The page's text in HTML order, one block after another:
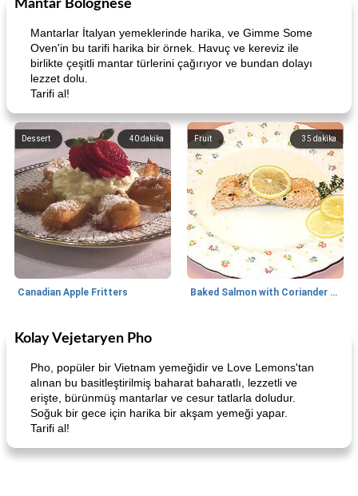
Mantar Bolognese
Mantarlar İtalyan yemeklerinde harika, ve Gimme Some
Oven'in bu tarifi harika bir örnek. Havuç ve kereviz ile
birlikte çeşitli mantar türlerini çağırıyor ve bundan dolayı
lezzet dolu.
Tarifi al!
40dakika
Dessert
Canadian Apple Fritters
35 dakika
Fruit
Baked Salmon with Coriander and Thyme
65dakika
Boneless Chicken Recipes
Kolay Vejetaryen Pho
Pho, popüler bir Vietnam yemeğidir ve Love Lemons'tan
alınan bu basitleştirilmiş baharat baharatlı, lezzetli ve
erişte, bürünmüş mantarlar ve cesur tatlarla doludur.
Soğuk bir gece için harika bir akşam yemeği yapar.
Tarifi al!